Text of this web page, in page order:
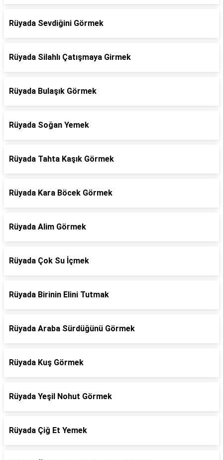
Rüyada Sevdiğini Görmek
Rüyada Silahlı Çatışmaya Girmek
Rüyada Bulaşık Görmek
Rüyada Soğan Yemek
Rüyada Tahta Kaşık Görmek
Rüyada Kara Böcek Görmek
Rüyada Alim Görmek
Rüyada Çok Su İçmek
Rüyada Birinin Elini Tutmak
Rüyada Araba Sürdüğünü Görmek
Rüyada Kuş Görmek
Rüyada Yeşil Nohut Görmek
Rüyada Çiğ Et Yemek